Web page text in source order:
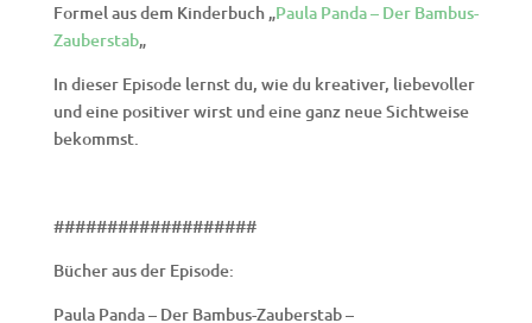
Formel aus dem Kinderbuch „Paula Panda – Der Bambus-
Zauberstab„
In dieser Episode lernst du, wie du kreativer, liebevoller
und eine positiver wirst und eine ganz neue Sichtweise
bekommst.
###################
Bücher aus der Episode:
Paula Panda – Der Bambus-Zauberstab –